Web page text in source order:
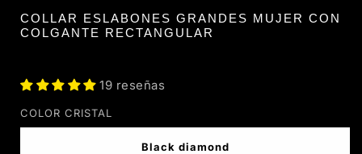
COLLAR ESLABONES GRANDES MUJER CON
COLGANTE RECTANGULAR
19 reseñas
COLOR CRISTAL
Black diamond